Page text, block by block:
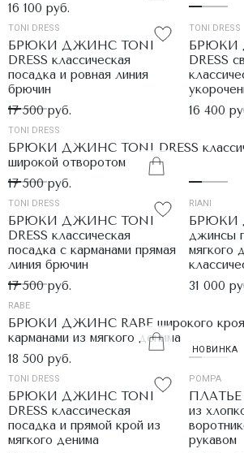
16 100 руб.
TONI DRESS
БРЮКИ ДЖИНС TONI
DRESS классическая
посадка и ровная линия
брючин
17 500 руб.
TONI DRESS
БРЮКИ
DRESS
16 400
TONI DRESS
БРЮКИ ДЖИНС TONI DRESS
широкой отворотом
17 500 руб.
TONI DRESS
БРЮКИ ДЖИНС TONI
DRESS классическая
посадка с карманами прямая
линия брючин
17 500 руб.
RIANI
БРЮКИ
джинсы
мягкого
31 000
RABE
БРЮКИ ДЖИНС RABE широкого кроя
карманами из мягкого денима
18 500 руб.
TONI DRESS
БРЮКИ ДЖИНС TONI
DRESS классическая
посадка и прямой крой из
мягкого денима
НОВИНКА
POMPA
ПЛАТЬЕ
из
рукавом